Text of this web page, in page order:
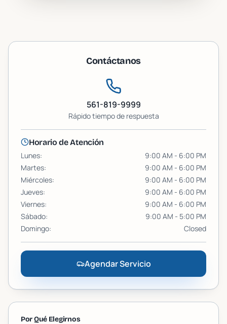
Contáctanos
561-819-9999
Rápidotiempo de respuesta
Horario de Atención
Lunes:
9:00 AM - 6:00 PM
Martes:
9:00 AM - 6:00 PM
Miércoles:
9:00 AM - 6:00 PM
Jueves:
9:00 AM - 6:00 PM
Viernes:
9:00 AM - 6:00 PM
Sábado:
9:00 AM - 5:00 PM
Domingo: Closed
Agendar Servicio
Por Qué Elegirnos